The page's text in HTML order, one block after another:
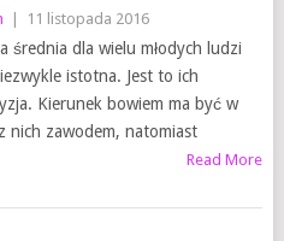
11 listopada 2016
średnia dla wielu młodych ludzi
istotna. Jest to ich
Kierunek bowiem ma być w
nich zawodem, natomiast
Read More